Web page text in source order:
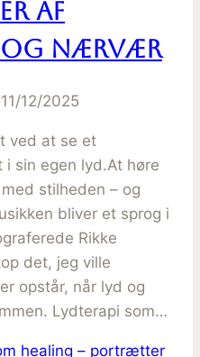
af
og nærvær
11/12/2025
ved at se et
sin egen lyd.At høre
stilheden – og
bliver et sprog i
Rikke
det, jeg ville
opstår, når lyd og
Lydterapi som…
healing – portrætter